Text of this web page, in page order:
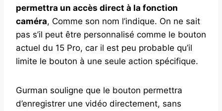
permettra un accès direct à la fonction
caméra, Comme son nom l’indique. On ne sait
pas s’il peut être personnalisé comme le bouton
actuel du 15 Pro, car il est peu probable qu’il
limite le bouton à une seule action spécifique.
Gurman souligne que le bouton permettra
d’enregistrer une vidéo directement, sans